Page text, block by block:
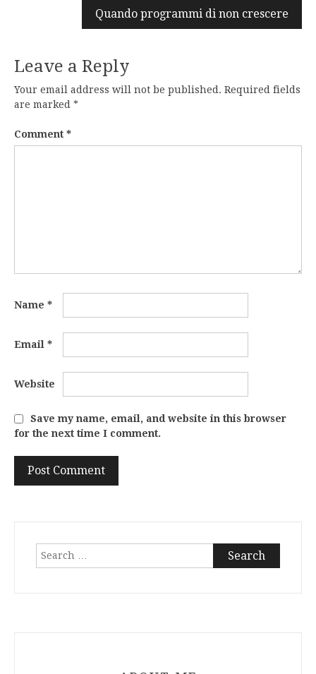
Quando programmi di non crescere
Leave a Reply
Your email address will not be published. Required fields
are marked *
Comment *
Name *
Email *
Website
Save my name, email, and website in this browser
for the next time I comment.
Search